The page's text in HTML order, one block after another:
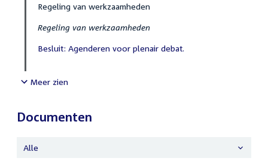
Regeling van werkzaamheden
Regeling van werkzaamheden
Besluit: Agenderen voor plenair debat.
Meer zien
Documenten
Alle